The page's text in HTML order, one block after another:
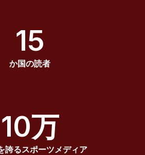
15
か国の読者
10万
誇るスポーツメディア